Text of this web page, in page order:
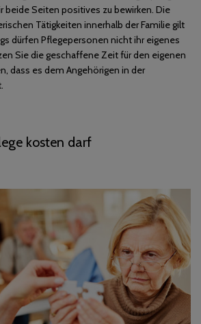
beide Seiten positives zu bewirken. Die
Tätigkeiten innerhalb der Familie gilt
dürfen Pflegepersonen nicht ihr eigenes
Sie die geschaffene Zeit für den eigenen
dass es dem Angehörigen in der
kosten darf